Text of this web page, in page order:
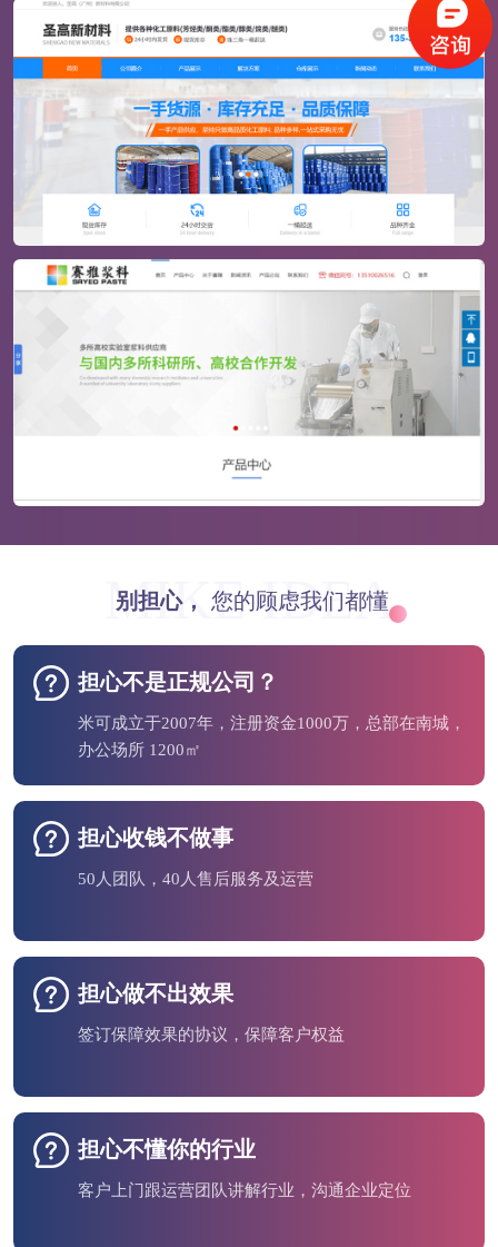
MIKE IDEA
别担心， 您的顾虑我们都懂
担心不是正规公司？
米可成立于2007年，注册资金1000万，总部在南城，
办公场所 1200㎡
担心收钱不做事
50人团队，40人售后服务及运营
担心做不出效果
签订保障效果的协议，保障客户权益
担心不懂你的行业
客户上门跟运营团队讲解行业，沟通企业定位